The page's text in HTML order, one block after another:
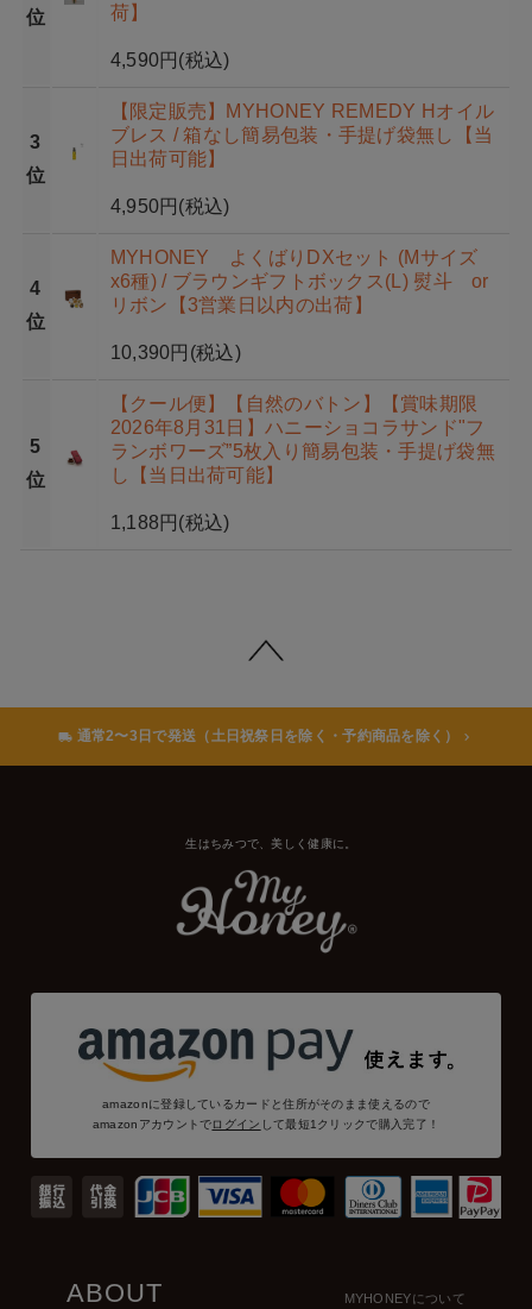
位
荷】
4,590円 (税込)
3
位
【限定販売】MYHONEY REMEDY Hオイル
ブレス / 箱なし簡易包装・手提げ袋無し【当
日出荷可能】
4,950円 (税込)
4
位
MYHONEY よくばりDXセット (Mサイズ
x6種) / ブラウンギフトボックス(L) 熨斗 or
リボン【3営業日以内の出荷】
10,390円 (税込)
5
位
【クール便】【自然のバトン】【賞味期限
2026年8月31日】ハニーショコラサンド"フ
ランボワーズ”5枚入り簡易包装・手提げ袋無
し【当日出荷可能】
1,188円 (税込)
通常2〜3日で発送（土日祝祭日を除く・予約商品を除く）
生はちみつで、美しく健康に。
amazonに登録しているカードと住所がそのまま使えるので
amazonアカウントでログイン して最短1クリックで購入完了！
ABOUT MYHONEYについて